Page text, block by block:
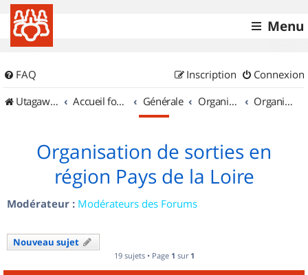
Menu
FAQ Connexion
Inscription
UtagawaVTT (Randos VTT et VTTAE avec traces GPS)
Accueil forum Générale Organisation de sorties & Recherche de partenaires Organisation de sorties en région Pays de la Loire
Organisation de sorties en
région Pays de la Loire
Modérateur : Modérateurs des Forums
Nouveau sujet
19 sujets • Page 1 sur 1